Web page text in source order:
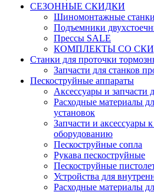
СЕЗОННЫЕ СКИДКИ
Шиномонтажные
Подъемники
Прессы SALE
КОМПЛЕКТЫ СО
Станки для проточки
Запчасти для станков
Пескоструйные аппараты
Аксессуары и запчасти
Расходные материалы
установок
Запчасти и аксессуары
оборудованию
Пескоструйные сопла
Рукава пескоструйные
Пескоструйные
Устройства для
Расходные материалы